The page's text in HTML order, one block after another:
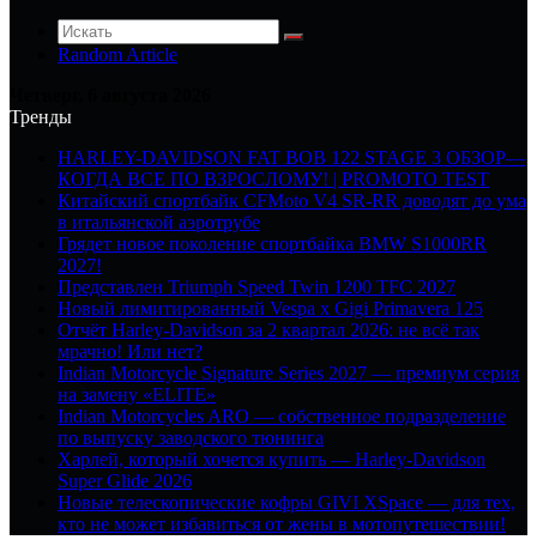
Random Article
Тренды
HARLEY-DAVIDSON FAT BOB 122 STAGE 3 ОБЗОР—
КОГДА ВСЕ ПО ВЗРОСЛОМУ! | PROMOTO TEST
Китайский спортбайк CFMoto V4 SR-RR доводят до ума
в итальянской аэротрубе
Грядет новое поколение спортбайка BMW S1000RR
2027!
Представлен Triumph Speed Twin 1200 TFC 2027
Новый лимитированный Vespa x Gigi Primavera 125
Отчёт Harley-Davidson за 2 квартал 2026: не всё так
мрачно! Или нет?
Indian Motorcycle Signature Series 2027 — премиум серия
на замену «ELITE»
Indian Motorcycles ARO — собственное подразделение
по выпуску заводского тюнинга
Харлей, который хочется купить — Harley-Davidson
Super Glide 2026
Новые телескопические кофры GIVI XSpace — для тех,
кто не может избавиться от жены в мотопутешествии!